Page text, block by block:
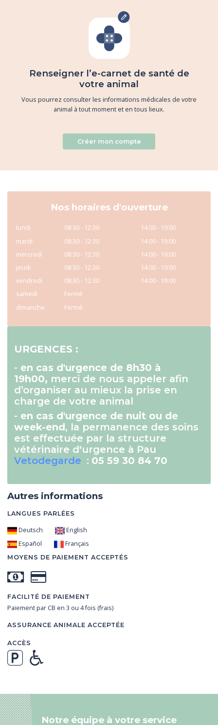
Renseigner l’e-carnet de santé de
votre animal
Vous pourrez consulter les informations médicales de votre
animal à tout moment et en tous lieux.
Créer mon compte
Nos horaires d'ouverture
lundi 08:30 - 12:30
14:00 - 19:00
mardi
08:30 - 12:30
14:00 - 19:00
mercredi
08:30 - 12:30
14:00 - 19:00
jeudi
08:30 - 12:30
14:00 - 19:00
vendredi
08:30 - 12:30
14:00 - 19:00
samedi
Fermé
dimanche
Fermé
URGENCES :
- en cas d'urgence de 8h30 à
19h00, merci de nous appeler afin
d’organiser au mieux la prise en
charge de votre animal
- en cas d'urgence de nuit ou de
week-end, la permanence des soins
est effectuée par la structure
vétérinaire d'urgence à Pau
Vetodegarde : 05 59 30 84 70
Autres informations
LANGUES PARLÉES
Deutsch
English
Español
Français
MOYENS DE PAIEMENT ACCEPTÉS
FACILITÉ DE PAIEMENT
Paiement par CB en 3 ou 4 fois (frais)
ASSURANCE ANIMALE ACCEPTÉE
ACCÈS
Notre équipe à votre service